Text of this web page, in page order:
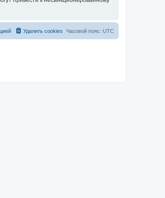
Часовой пояс: UTC
Удалить cookies